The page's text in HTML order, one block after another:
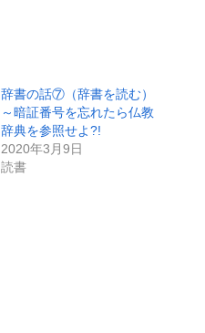
辞書の話⑦（辞書を読む）
～暗証番号を忘れたら仏教
辞典を参照せよ?!
2020年3月9日
読書